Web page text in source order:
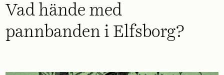
Vad hände med
pannbanden i Elfsborg?